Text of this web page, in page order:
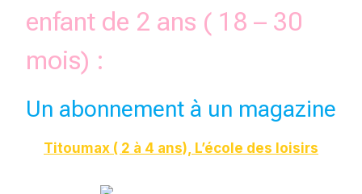
enfant de 2 ans ( 18 – 30
mois) :
Un abonnement à un magazine
Titoumax ( 2 à 4 ans), L’école des loisirs